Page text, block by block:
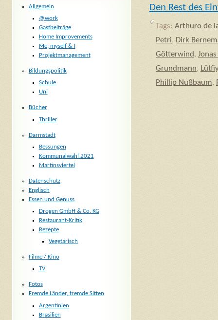
Den Rest des
Tags: Arthuro de
Petri, Dirk
Götterwind,
Grundmann,
Phillip Nußbaum,
Allgemein
@work
Gastbeiträge
Home Improvements
Me, myself & I
Projektmanagement
Bildungspolitik
Schule
Uni
Bücher
Thriller
Darmstadt
Bessungen
Kommunalwahl 2021
Martinsviertel
Datenschutz
Englisch
Essen und Genuss
Drogen GmbH & Co. KG
Restaurant-Kritik
Rezepte
Vegetarisch
Filme / Kino
TV
Fotos
Fremde Länder, fremde Sitten
Argentinien
Brasilien